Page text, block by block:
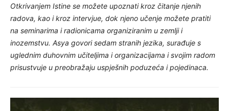
Otkrivanjem Istine se možete upoznati kroz čitanje njenih
radova, kao i kroz intervjue, dok njeno učenje možete pratiti
na seminarima i radionicama organiziranim u zemlji i
inozemstvu. Asya govori sedam stranih jezika, surađuje s
uglednim duhovnim učiteljima i organizacijama i svojim radom
prisustvuje u preobražaju uspješnih poduzeća i pojedinaca.